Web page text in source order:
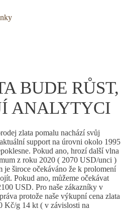
BUDE RŮST,
ANALYTYCI
zlata pomalu nachází svůj
support na úrovni okolo 1995
Pokud ano, hrozí další vlna
z roku 2020 ( 2070 USD/unci )
je široce očekáváno že k prolomení
Pokud ano, můžeme očekávat
USD. Pro naše zákazníky v
protože naše výkupní cena zlata
Kč/g 14 kt ( v závislosti na